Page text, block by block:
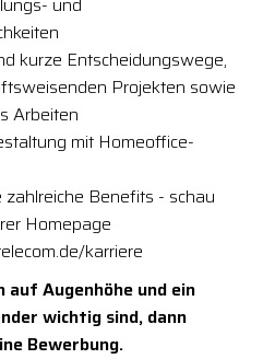
kurze Entscheidungswege,
Projekten sowie
Arbeiten
mit Homeoffice-
Benefits - schau
Homepage
karriere
Augenhöhe und ein
wichtig sind, dann
Bewerbung.